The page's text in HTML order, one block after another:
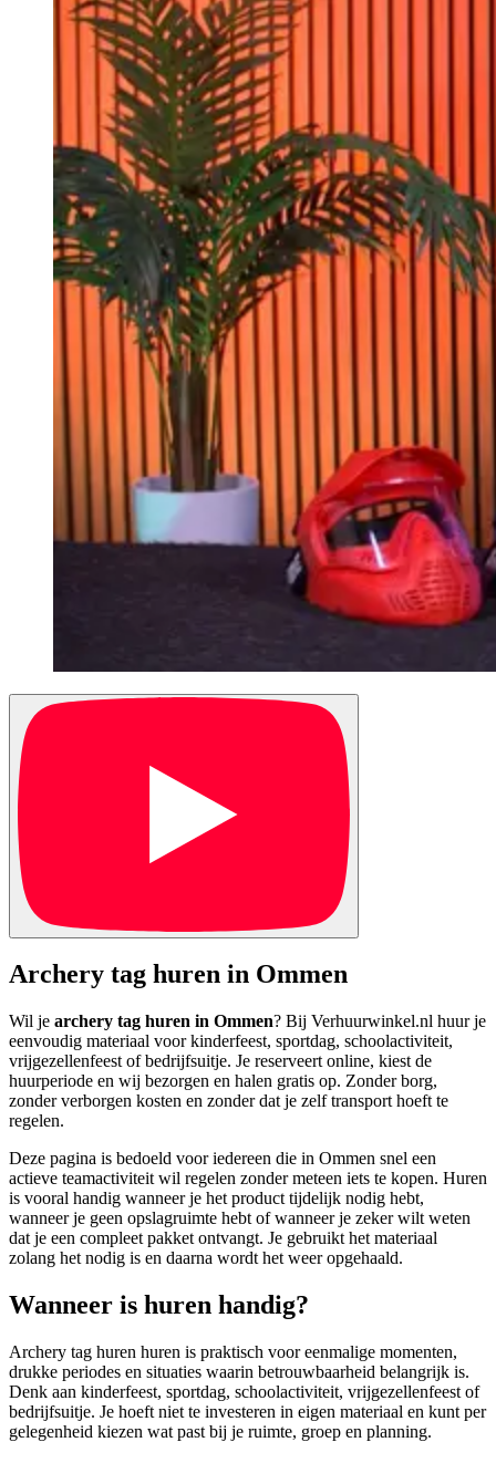
Archery tag huren in Ommen
Wil je archery tag huren in Ommen? Bij Verhuurwinkel.nl huur je
eenvoudig materiaal voor kinderfeest, sportdag, schoolactiviteit,
vrijgezellenfeest of bedrijfsuitje. Je reserveert online, kiest de
huurperiode en wij bezorgen en halen gratis op. Zonder borg,
zonder verborgen kosten en zonder dat je zelf transport hoeft te
regelen.
Deze pagina is bedoeld voor iedereen die in Ommen snel een
actieve teamactiviteit wil regelen zonder meteen iets te kopen. Huren
is vooral handig wanneer je het product tijdelijk nodig hebt,
wanneer je geen opslagruimte hebt of wanneer je zeker wilt weten
dat je een compleet pakket ontvangt. Je gebruikt het materiaal
zolang het nodig is en daarna wordt het weer opgehaald.
Wanneer is huren handig?
Archery tag huren huren is praktisch voor eenmalige momenten,
drukke periodes en situaties waarin betrouwbaarheid belangrijk is.
Denk aan kinderfeest, sportdag, schoolactiviteit, vrijgezellenfeest of
bedrijfsuitje. Je hoeft niet te investeren in eigen materiaal en kunt per
gelegenheid kiezen wat past bij je ruimte, groep en planning.